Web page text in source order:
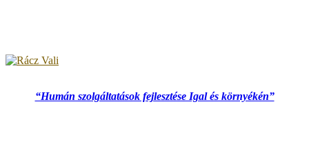
“Humán szolgáltatások fejlesztése Igal és környékén”